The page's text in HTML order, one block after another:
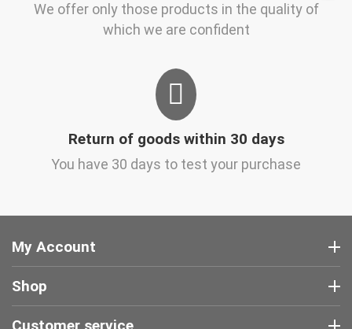
We offer only those products in the quality of
which we are confident
Return of goods within 30 days
You have 30 days to test your purchase
My Account
Shop